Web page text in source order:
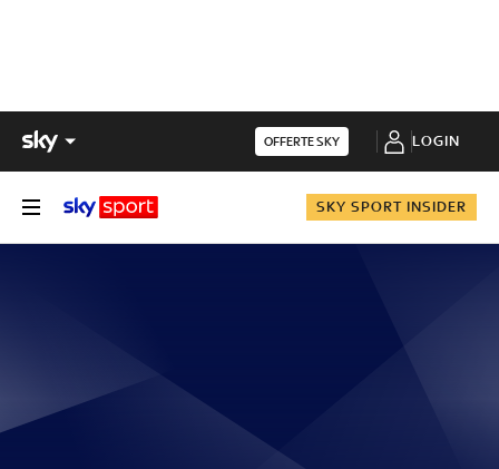
OFFERTE SKY LOGIN
SKY SPORT INSIDER